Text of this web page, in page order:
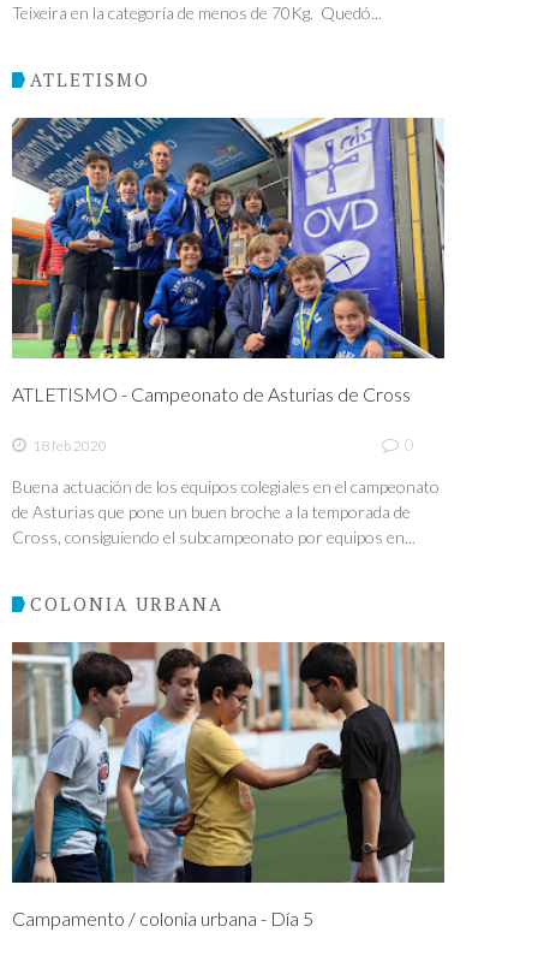
Teixeira en la categoría de menos de 70Kg. Quedó...
ATLETISMO
ATLETISMO - Campeonato de Asturias de Cross
18 feb 2020 0
Buena actuación de los equipos colegiales en el campeonato
de Asturias que pone un buen broche a la temporada de
Cross, consiguiendo el subcampeonato por equipos en...
COLONIA URBANA
Campamento / colonia urbana - Día 5